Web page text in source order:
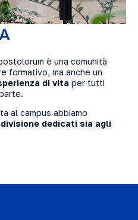
è una comunità
formativo, ma anche un
di vita per tutti
al campus abbiamo
dedicati sia agli